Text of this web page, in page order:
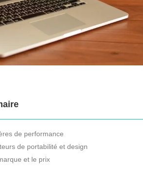
de performance
de portabilité et design
et le prix